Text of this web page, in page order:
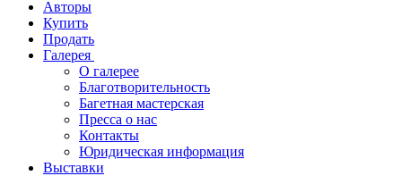
Авторы
Купить
Продать
Галерея
О галерее
Благотворительность
Багетная мастерская
Пресса о нас
Контакты
Юридическая информация
Выставки